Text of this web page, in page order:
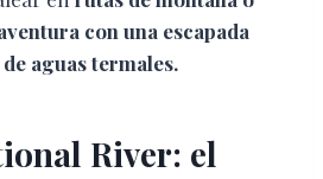
con una escapada
aguas termales.
River: el